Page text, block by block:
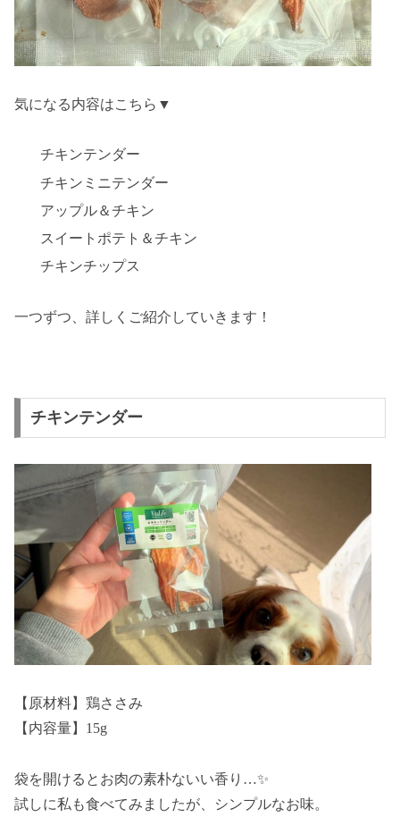
気になる内容はこちら▼
チキンテンダー
チキンミニテンダー
アップル＆チキン
スイートポテト＆チキン
チキンチップス
一つずつ、詳しくご紹介していきます！
チキンテンダー
【原材料】鶏ささみ
【内容量】15g
袋を開けるとお肉の素朴ないい香り…✨
試しに私も食べてみましたが、シンプルなお味。